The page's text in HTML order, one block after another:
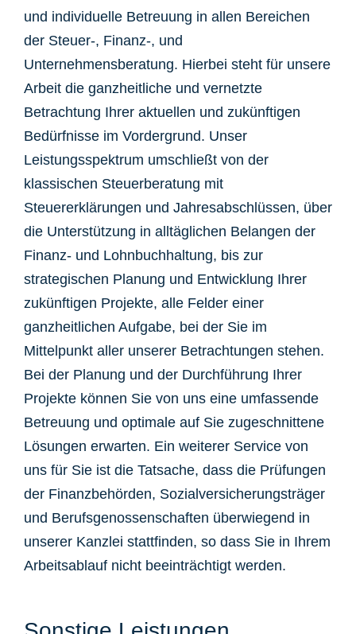
und individuelle Betreuung in allen Bereichen
der Steuer-, Finanz-, und
Unternehmensberatung. Hierbei steht für unsere
Arbeit die ganzheitliche und vernetzte
Betrachtung Ihrer aktuellen und zukünftigen
Bedürfnisse im Vordergrund. Unser
Leistungsspektrum umschließt von der
klassischen Steuerberatung mit
Steuererklärungen und Jahresabschlüssen, über
die Unterstützung in alltäglichen Belangen der
Finanz- und Lohnbuchhaltung, bis zur
strategischen Planung und Entwicklung Ihrer
zukünftigen Projekte, alle Felder einer
ganzheitlichen Aufgabe, bei der Sie im
Mittelpunkt aller unserer Betrachtungen stehen.
Bei der Planung und der Durchführung Ihrer
Projekte können Sie von uns eine umfassende
Betreuung und optimale auf Sie zugeschnittene
Lösungen erwarten. Ein weiterer Service von
uns für Sie ist die Tatsache, dass die Prüfungen
der Finanzbehörden, Sozialversicherungsträger
und Berufsgenossenschaften überwiegend in
unserer Kanzlei stattfinden, so dass Sie in Ihrem
Arbeitsablauf nicht beeinträchtigt werden.